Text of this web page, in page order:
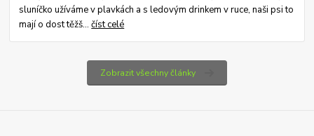
sluníčko užíváme v plavkách a s ledovým drinkem v ruce, naši psi to
mají o dost těžš...číst celé
Zobrazit všechny články